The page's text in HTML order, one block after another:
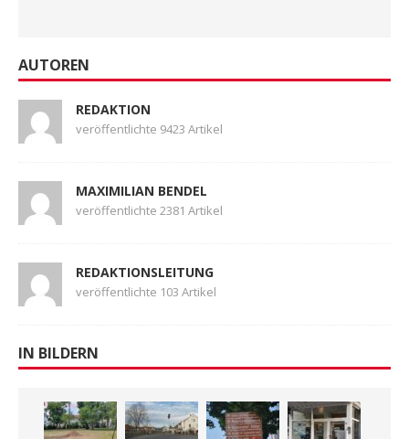
AUTOREN
REDAKTION
veröffentlichte 9423 Artikel
MAXIMILIAN BENDEL
veröffentlichte 2381 Artikel
REDAKTIONSLEITUNG
veröffentlichte 103 Artikel
IN BILDERN